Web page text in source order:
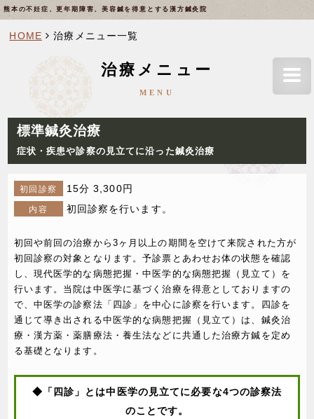
熊本の不妊症、更年期障害、美容鍼を得意とする漢方鍼灸院
HOME 治療メニュー一覧
治療メニュー
MENU
標準鍼灸治療
症状・疾患や診察の見立てに沿った鍼灸治療
初回診察 15分 3,300円
内容 初回診察を行います。
初回や前回の治療から3ヶ月以上の期間を空けて来院された方が
初回診察の対象となります。予診票とあわせお体の状態を確認
し、現代医学的な病態把握・中医学的な病態把握（見立て）を
行います。当院は中医学に基づく治療を得意としておりますの
で、中医学の診察法「四診」を中心に診察を行います。四診を
通じて導き出される中医学的な病態把握（見立て）は、鍼灸治
療・漢方薬・薬膳療法・養生法などに共通した治療方鍼を定め
る基礎となります。
◆「四診」とは中医学の見立てに必要な4つの診察法
のことです。